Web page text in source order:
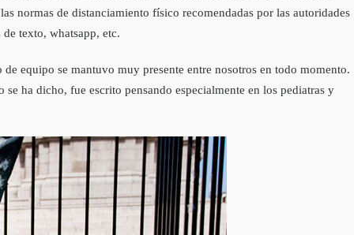
normas de distanciamiento físico recomendadas por las autoridades
texto, whatsapp, etc.
equipo se mantuvo muy presente entre nosotros en todo momento.
ha dicho, fue escrito pensando especialmente en los pediatras y